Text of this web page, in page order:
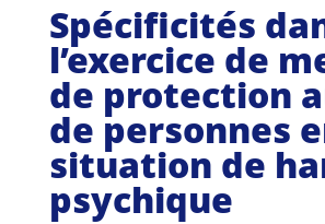
Journées nationales
Formations
Projets Fédéraux
Spécificités
l’exercice de
de protection
de personnes
situation de
psychique